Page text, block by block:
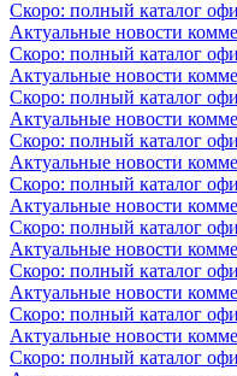
Скоро: полный каталог
Актуальные новости
Скоро: полный каталог
Актуальные новости
Скоро: полный каталог
Актуальные новости
Скоро: полный каталог
Актуальные новости
Скоро: полный каталог
Актуальные новости
Скоро: полный каталог
Актуальные новости
Скоро: полный каталог
Актуальные новости
Скоро: полный каталог
Актуальные новости
Скоро: полный каталог